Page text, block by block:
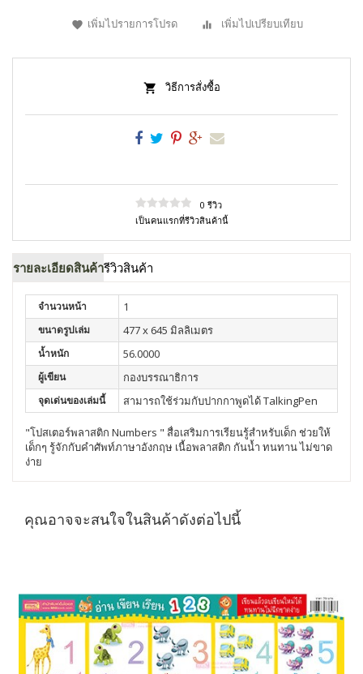
เพิ่มไปรายการโปรด เพิ่มไปเปรียบเทียบ
วิธีการสั่งซื้อ
0 รีวิว
เป็นคนแรกที่รีวิวสินค้านี้
รายละเอียดสินค้ารีวิวสินค้า
จำนวนหน้า 1
ขนาดรูปเล่ม 477 x 645 มิลลิเมตร
น้ำหนัก 56.0000
ผู้เขียน กองบรรณาธิการ
จุดเด่นของเล่มนี้ สามารถใช้ร่วมกับปากกาพูดได้ TalkingPen
"โปสเตอร์พลาสติก Numbers " สื่อเสริมการเรียนรู้สำหรับเด็ก ช่วยให้
เด็กๆ รู้จักกับคำศัพท์ภาษาอังกฤษ เนื้อพลาสติก กันน้ำ ทนทาน ไม่ขาด
ง่าย
คุณอาจจะสนใจในสินค้าดังต่อไปนี้